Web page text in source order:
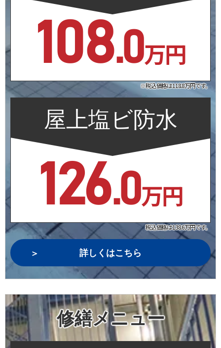
108.0万円
※税込価格は118.8万円です。
屋上塩ビ防水
126.0万円
税込価格は138.6万円です。
詳しくはこちら
修繕メニュー